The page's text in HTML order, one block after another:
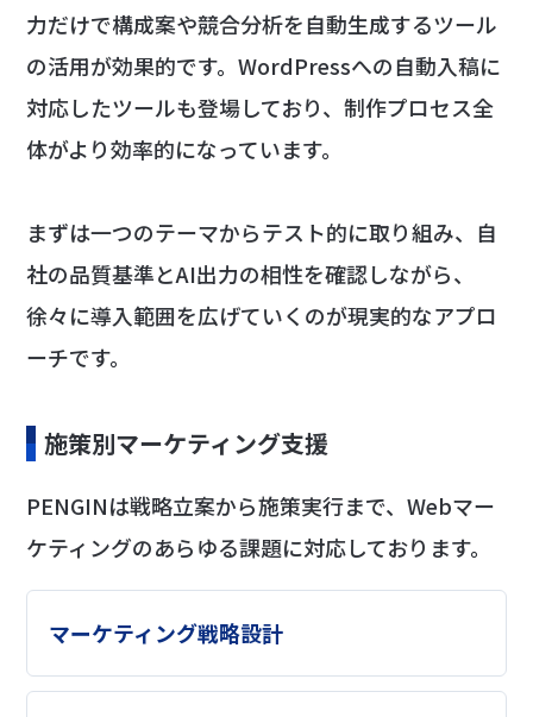
力だけで構成案や競合分析を自動生成するツール
の活用が効果的です。WordPressへの自動入稿に
対応したツールも登場しており、制作プロセス全
体がより効率的になっています。
まずは一つのテーマからテスト的に取り組み、自
社の品質基準とAI出力の相性を確認しながら、
徐々に導入範囲を広げていくのが現実的なアプロ
ーチです。
施策別マーケティング支援
PENGINは戦略立案から施策実行まで、Webマー
ケティングのあらゆる課題に対応しております。
マーケティング戦略設計